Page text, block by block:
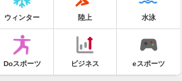
ウィンター 陸上 水泳
Doスポーツ ビジネス eスポーツ